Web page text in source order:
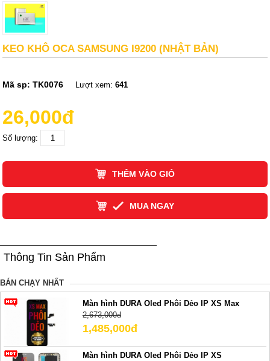
KEO KHÔ OCA SAMSUNG I9200 (NHẬT BẢN)
Mã sp:TK0076 Lượt xem:641
26,000đ
Số lượng:
THÊM VÀO GIỎ
MUA NGAY
Thông Tin Sản Phẩm
BÁN CHẠY NHẤT
Màn hình DURA Oled Phôi Dẻo IP XS Max
2,673,000đ
1,485,000đ
Màn hình DURA Oled Phôi Dẻo IP XS